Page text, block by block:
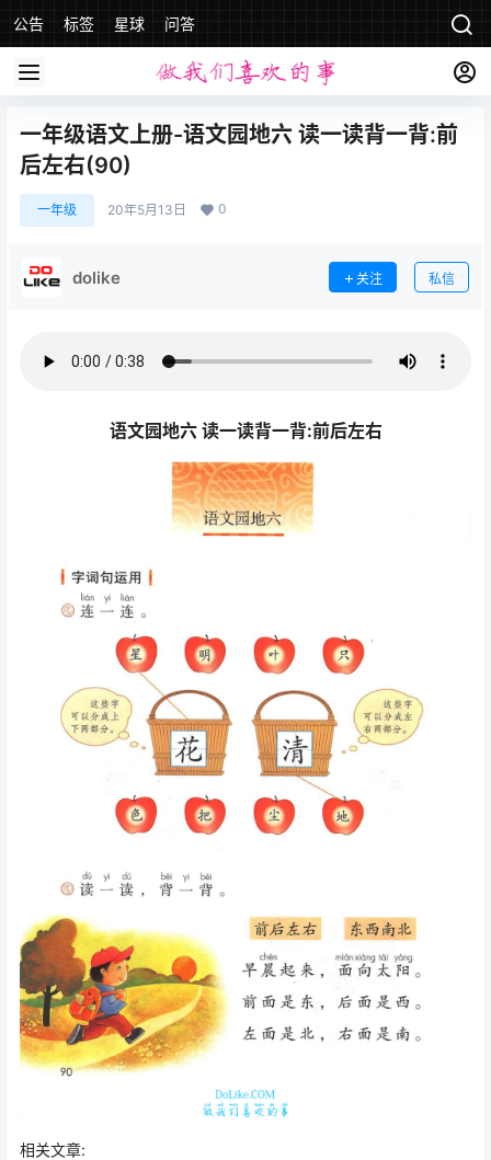
公告 标签 星球 问答
一年级语文上册-语文园地六 读一读背一背:前
后左右(90)
一年级 20年5月13日 0
dolike 关注 私信
语文园地六 读一读背一背:前后左右
相关文章: